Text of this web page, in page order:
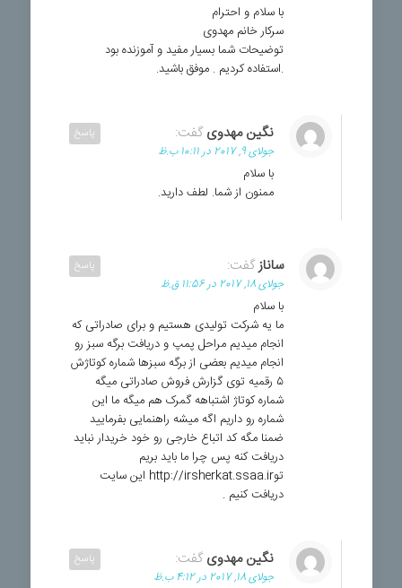
با سلام و احترام
سرکار خانم مهدوی
توضیحات شما بسیار مفید و آموزنده بود
.استفاده کردیم . موفق باشید.
نگین مهدوی گفت:
جولای 9, 2017 در 10:11 ب.ظ
با سلام
ممنون از شما. لطف دارید.
پاسخ
سانازگفت:
جولای 18, 2017 در 11:56 ق.ظ
با سلام
ما یه شرکت تولیدی هستیم و برای صادراتی که
انجام میدیم مراحل پمپ و دریافت برگه سبز رو
انجام میدیم بعضی از برگه سبزها شماره کوتاژش
۵ رقمیه توی گزارش فروش صادراتی میگه
شماره کوتاژ اشتباهه گمرک هم میگه ما این
شماره رو داریم اگه میشه راهنمایی بفرمایید
ضمنا مگه کد اتباع خارجی رو خود خریدار نباید
دریافت کنه پس چرا ما باید بریم
توhttp://irsherkat.ssaa.ir این سایت
دریافت کنیم .
پاسخ
نگین مهدوی گفت:
جولای 18, 2017 در 4:12 ب.ظ
پاسخ